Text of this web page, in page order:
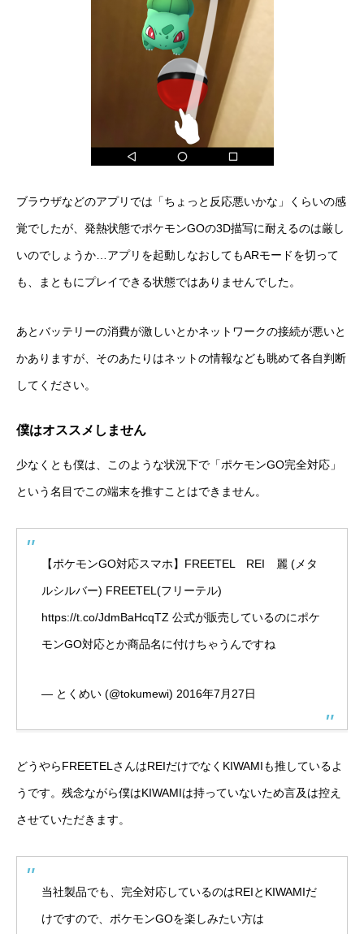
ブラウザなどのアプリでは「ちょっと反応悪いかな」くらいの感
覚でしたが、発熱状態でポケモンGOの3D描写に耐えるのは厳し
いのでしょうか…アプリを起動しなおしてもARモードを切って
も、まともにプレイできる状態ではありませんでした。
あとバッテリーの消費が激しいとかネットワークの接続が悪いと
かありますが、そのあたりはネットの情報なども眺めて各自判断
してください。
僕はオススメしません
少なくとも僕は、このような状況下で「ポケモンGO完全対応」
という名目でこの端末を推すことはできません。
【ポケモンGO対応スマホ】FREETEL REI 麗 (メタ
ルシルバー) FREETEL(フリーテル)
https://t.co/JdmBaHcqTZ 公式が販売しているのにポケ
モンGO対応とか商品名に付けちゃうんですね
— とくめい (@tokumewi) 2016年7月27日
どうやらFREETELさんはREIだけでなくKIWAMIも推しているよ
うです。残念ながら僕はKIWAMIは持っていないため言及は控え
させていただきます。
当社製品でも、完全対応しているのはREIとKIWAMIだ
けですので、ポケモンGOを楽しみたい方は